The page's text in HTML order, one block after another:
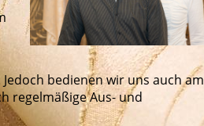
bedienen wir uns auch am
regelmäßige Aus- und